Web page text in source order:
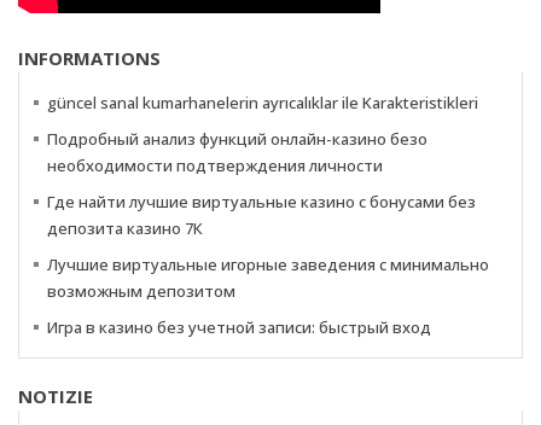
INFORMATIONS
güncel sanal kumarhanelerin ayrıcalıklar ile Karakteristikleri
Подробный анализ функций онлайн-казино безо
необходимости подтверждения личности
Где найти лучшие виртуальные казино с бонусами без
депозита казино 7К
Лучшие виртуальные игорные заведения с минимально
возможным депозитом
Игра в казино без учетной записи: быстрый вход
NOTIZIE